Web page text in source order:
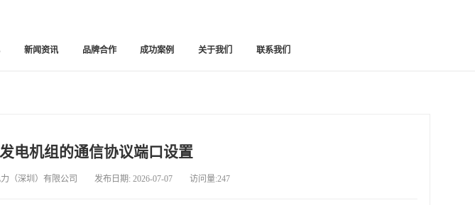
新闻资讯 品牌合作 成功案例 关于我们 联系我们
电机组的通信协议端口设置
力（深圳）有限公司 发布日期: 2026-07-07 访问量:247